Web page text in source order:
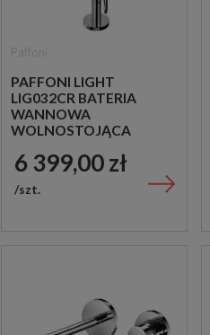
PAFFONI LIGHT
LIG032CR BATERIA
WANNOWA
WOLNOSTOJĄCA
6 399,00 zł
szt.